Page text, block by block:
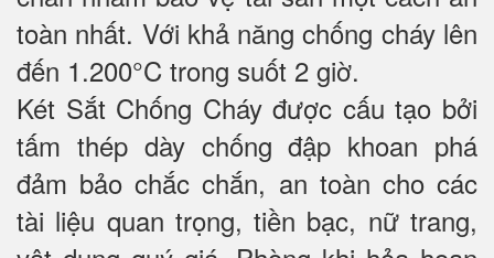
toàn nhất. Với khả năng chống cháy lên
đến 1.200°C trong suốt 2 giờ.
Két Sắt Chống Cháy được cấu tạo bởi
tấm thép dày chống đập khoan phá
đảm bảo chắc chắn, an toàn cho các
tài liệu quan trọng, tiền bạc, nữ trang,